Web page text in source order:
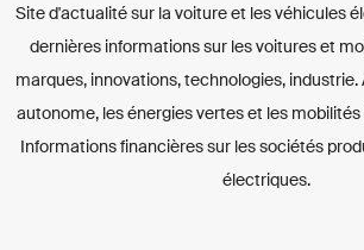
Site d'actualité sur la voiture et les véhicules
dernières informations sur les voitures et
marques, innovations, technologies,
autonome, les énergies vertes et les
Informations financières sur les sociétés
électriques.